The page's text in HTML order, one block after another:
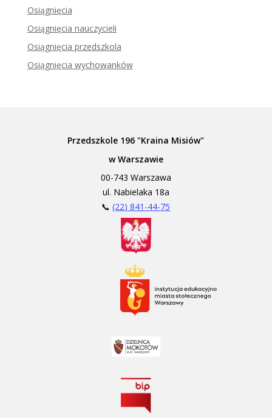
Osiągnięcia
Osiągnięcia nauczycieli
Osiągnięcia przedszkola
Osiągnięcia wychowanków
Przedszkole 196 "Kraina Misiów"
w Warszawie
00-743 Warszawa
ul. Nabielaka 18a
📞(22) 841-44-75